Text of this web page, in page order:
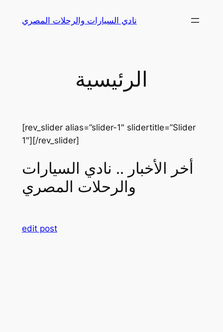
نادي السيارات والرحلات المصري
الرئيسية
[rev_slider alias=”slider-1″ slidertitle=”Slider
1″][/rev_slider]
أخر الأخبار .. نادي السيارات
والرحلات المصري
edit post